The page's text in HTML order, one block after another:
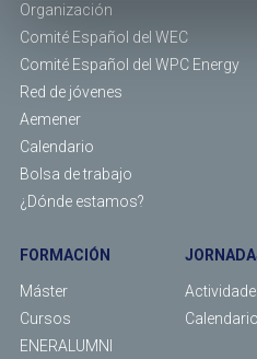
Organización
Comité Español del WEC
Comité Español del WPC Energy
Red de jóvenes
Aemener
Calendario
Bolsa de trabajo
¿Dónde estamos?
FORMACIÓN
Máster
Cursos
ENERALUMNI